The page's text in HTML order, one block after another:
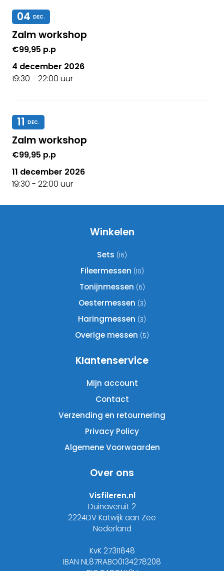
04 DEC.
Zalm workshop
€99,95 p.p
4 december 2026
19:30 - 22:00 uur
11 DEC.
Zalm workshop
€99,95 p.p
11 december 2026
19:30 - 22:00 uur
Winkelen
Sets (16)
Fileermessen (10)
Tonijnmessen (6)
Oestermessen (3)
Haringmessen (3)
Overige messen (5)
Klantenservice
Mijn account
Contact
Verzending en retournering
Privacy Policy
Algemene Voorwaarden
Over ons
Visfileren.nl
Duinaveruit 2
2224DV Katwijk aan Zee
Nederland
KvK 27311848
IBAN NL87RABO0134278208